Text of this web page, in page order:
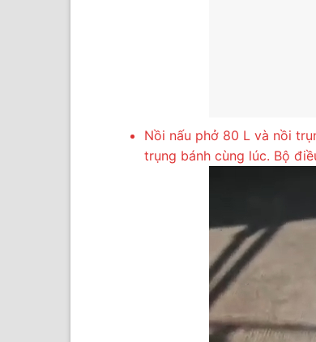
Nồi nấu phở 80 L và nồi
trụng bánh cùng lúc. Bộ